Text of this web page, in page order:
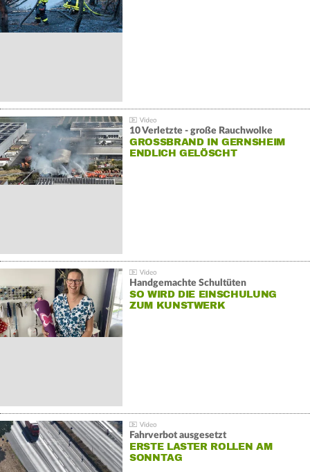
10 Verletzte - große Rauchwolke
GROSSBRAND IN GERNSHEIM E
NDLICH GELÖSCHT
Handgemachte Schultüten
SO WIRD DIE EINSCHULUNG
ZUM KUNSTWERK
Fahrverbot ausgesetzt
ERSTE LASTER ROLLEN AM
SONNTAG